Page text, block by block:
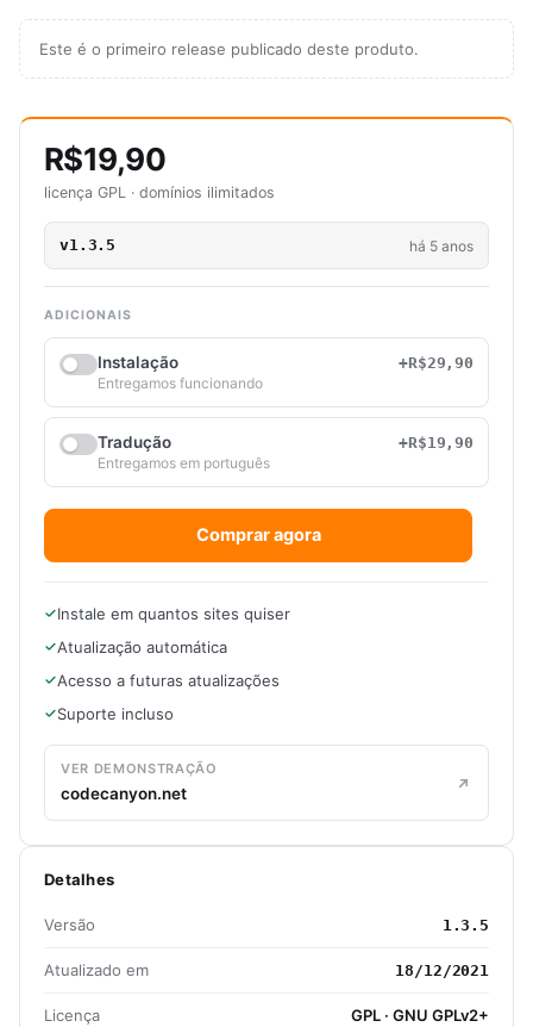
Este é o primeiro release publicado deste produto.
R$19,90
licença GPL · domínios ilimitados
v1.3.5 há 5 anos
ADICIONAIS
Instalação
+R$29,90
Entregamos funcionando
Tradução
+R$19,90
Entregamos em português
Comprar agora
Instale em quantos sites quiser
Atualização automática
Acesso a futuras atualizações
Suporte incluso
VER DEMONSTRAÇÃO
codecanyon.net
Detalhes
Versão 1.3.5
Atualizado em 18/12/2021
Licença GPL · GNU GPLv2+